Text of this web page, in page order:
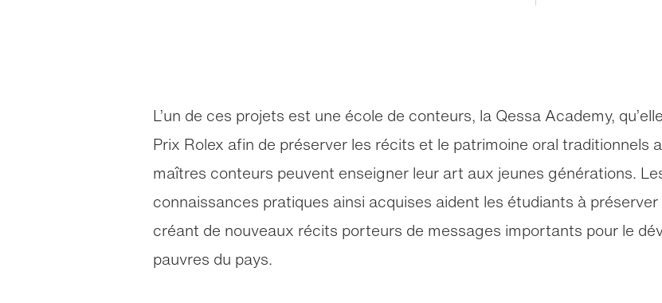
L’un de ces projets est une école de conteurs, la Qessa Academy,
Prix Rolex afin de préserver les récits et le patrimoine oral traditionnels
maîtres conteurs peuvent enseigner leur art aux jeunes générations.
connaissances pratiques ainsi acquises aident les étudiants à
créant de nouveaux récits porteurs de messages importants pour le
pauvres du pays.